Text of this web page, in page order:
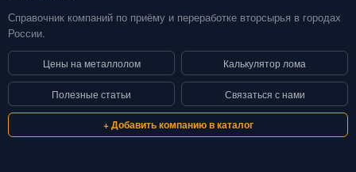
Справочник компаний по приёму и переработке вторсырья в городах
России.
Цены на металлолом Калькулятор лома
Полезные статьи Связаться с нами
+ Добавить компанию в каталог